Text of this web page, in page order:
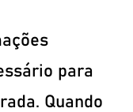
para
Quando